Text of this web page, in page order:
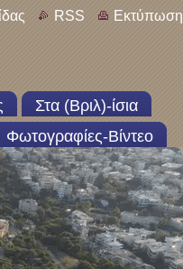
RSS Εκτύπωση
Στα (Βριλ)-ίσια
Φωτογραφίες-Βίντεο